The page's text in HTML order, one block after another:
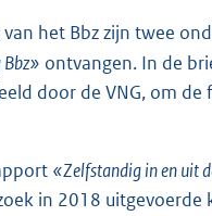
het Bbz zijn twee
ontvangen. In de
door de VNG, om
«Zelfstandig in en uit
in 2018